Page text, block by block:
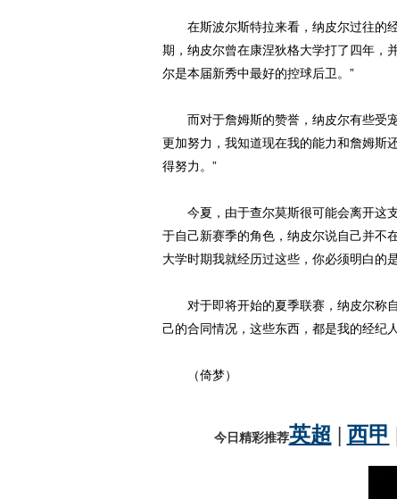
在斯波尔斯特拉来看，纳皮尔过往的经
期，纳皮尔曾在康涅狄格大学打了四年，
尔是本届新秀中最好的控球后卫。”
而对于詹姆斯的赞誉，纳皮尔有些受宠
更加努力，我知道现在我的能力和詹姆斯
得努力。”
今夏，由于查尔莫斯很可能会离开这支
于自己新赛季的角色，纳皮尔说自己并不
大学时期我就经历过这些，你必须明白的
对于即将开始的夏季联赛，纳皮尔称自
己的合同情况，这些东西，都是我的经纪
（倚梦）